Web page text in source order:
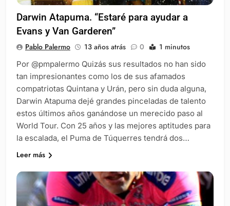
Darwin Atapuma. “Estaré para ayudar a
Evans y Van Garderen”
Pablo Palermo 13 años atrás 0 1 minutos
Por @pmpalermo Quizás sus resultados no han sido
tan impresionantes como los de sus afamados
compatriotas Quintana y Urán, pero sin duda alguna,
Darwin Atapuma dejé grandes pinceladas de talento
estos últimos años ganándose un merecido paso al
World Tour. Con 25 años y las mejores aptitudes para
la escalada, el Puma de Túquerres tendrá dos…
Leer más